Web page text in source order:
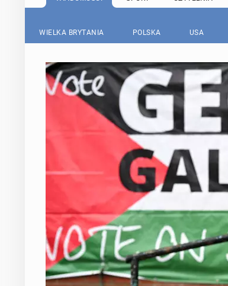
WIELKA BRYTANIA POLSKA USA